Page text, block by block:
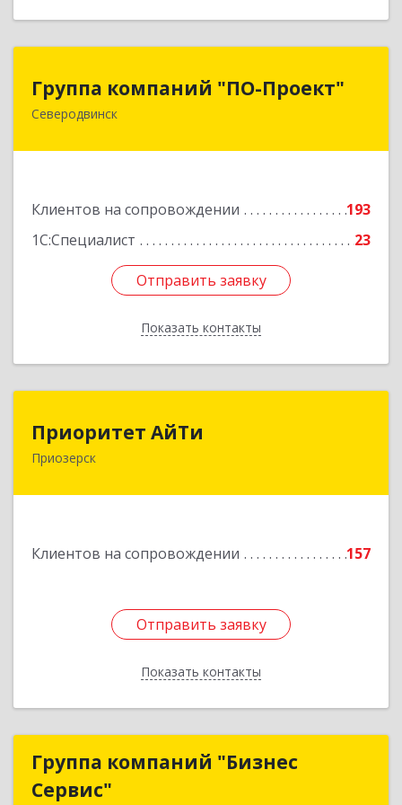
Группа компаний "ПО-Проект"
Северодвинск
Клиентов на сопровождении
193
1С:Специалист
23
Отправить заявку
Показать контакты
Группа компаний "ПО-Проект"
164500, Архангельская обл, Северодвинск г,
Отправить заявку
Назад
Приоритет АйТи
Приозерск
Клиентов на сопровождении 157
Отправить заявку
Показать контакты
188760, Ленинградская обл, Приозерский р-н,
Подробнее
Отправить заявку
Назад
Группа компаний "Бизнес
Сервис"
Группа компаний "Бизнес